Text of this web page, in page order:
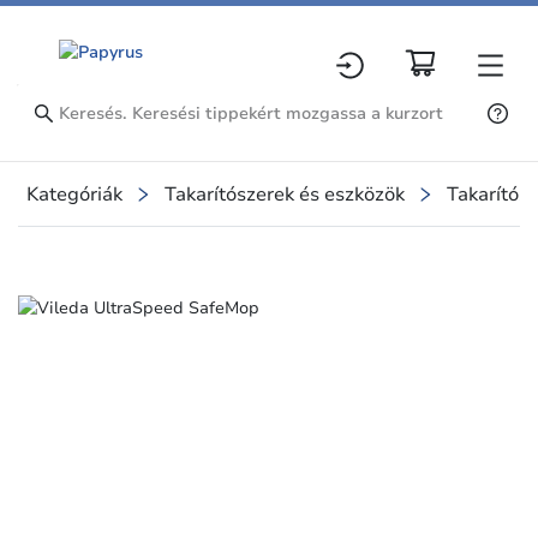
Kategóriák Takarítószerek és eszközök
Slide 2 of 2